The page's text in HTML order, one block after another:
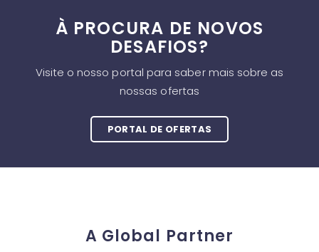
À PROCURA DE NOVOS
DESAFIOS?
Visite o nosso portal para saber mais sobre as
nossas ofertas
PORTAL DE OFERTAS
A Global Partner